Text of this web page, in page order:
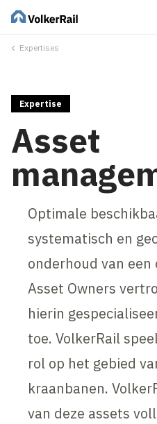
Expertises
Expertise
Asset
Optimale
systematisch en
onderhoud van
Asset Owners
hierin
toe. VolkerRail
rol op het gebied
kraanbanen.
van deze assets